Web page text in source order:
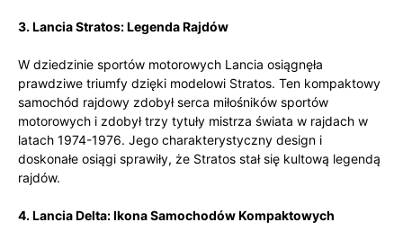
3. Lancia Stratos: Legenda Rajdów
W dziedzinie sportów motorowych Lancia osiągnęła
prawdziwe triumfy dzięki modelowi Stratos. Ten kompaktowy
samochód rajdowy zdobył serca miłośników sportów
motorowych i zdobył trzy tytuły mistrza świata w rajdach w
latach 1974-1976. Jego charakterystyczny design i
doskonałe osiągi sprawiły, że Stratos stał się kultową legendą
rajdów.
4. Lancia Delta: Ikona Samochodów Kompaktowych